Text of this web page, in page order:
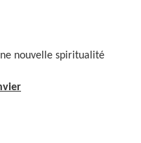
nouvelle spiritualité